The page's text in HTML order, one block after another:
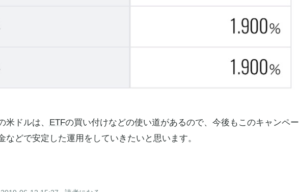
米ドルは、 ETFの買い付けなどの使い道があるので、今後もこのキャンペー
などで安定した運用をしていきたいと思います。